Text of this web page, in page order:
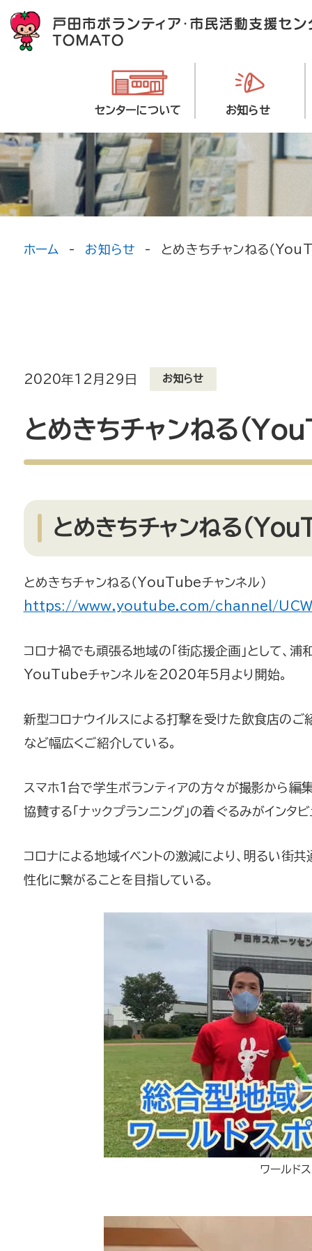
センターについて お知らせ
ホーム お知らせ とめきちチャンねる（
2020年12月29日 お知らせ
とめきちチャンねる（
とめきちチャンねる（
とめきちチャンねる（YouTubeチャンネル）
https://www.youtube.com/channel/
コロナ禍でも頑張る地域の「街応援企画」として、
YouTubeチャンネルを2020年5月より開始。
新型コロナウイルスによる打撃を受けた飲食店のご
など幅広くご紹介している。
スマホ1台で学生ボランティアの方々が撮影から編
協賛する「ナックプランニング」の着ぐるみがインタビ
コロナによる地域イベントの激減により、明るい街
性化に繋がることを目指している。
ワールド